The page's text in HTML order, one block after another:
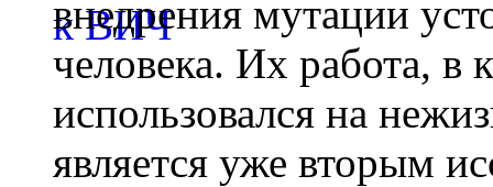
внедрения мутации
человека. Их работа, в
использовался на
является уже вторым